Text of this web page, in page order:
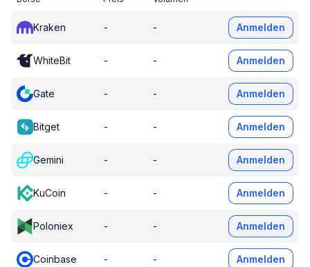
Kraken - - Anmelden
WhiteBit - - Anmelden
Gate - - Anmelden
Bitget - - Anmelden
Gemini - - Anmelden
KuCoin - - Anmelden
Poloniex - - Anmelden
Coinbase - - Anmelden